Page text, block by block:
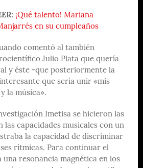
¡Qué talento! Mariana
en su cumpleaños
comentó al también
Julio Plata que quería
y éste -que posteriormente la
que sería unir «mis
la música».
Imetisa se hicieron las
las capacidades musicales con un
la capacidad de discriminar
rítmicas. Para continuar el
resonancia magnética en los